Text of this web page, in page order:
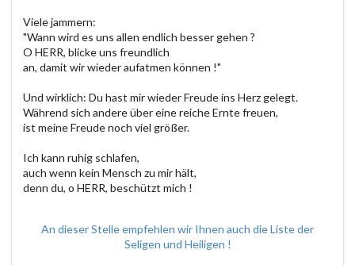
Viele jammern:
"Wann wird es uns allen endlich besser gehen ?
O HERR, blicke uns freundlich
an, damit wir wieder aufatmen können !"
Und wirklich: Du hast mir wieder Freude ins Herz gelegt.
Während sich andere über eine reiche Ernte freuen,
ist meine Freude noch viel größer.
Ich kann ruhig schlafen,
auch wenn kein Mensch zu mir hält,
denn du, o HERR, beschützt mich !
An dieser Stelle empfehlen wir Ihnen auch die Liste der
Seligen und Heiligen !